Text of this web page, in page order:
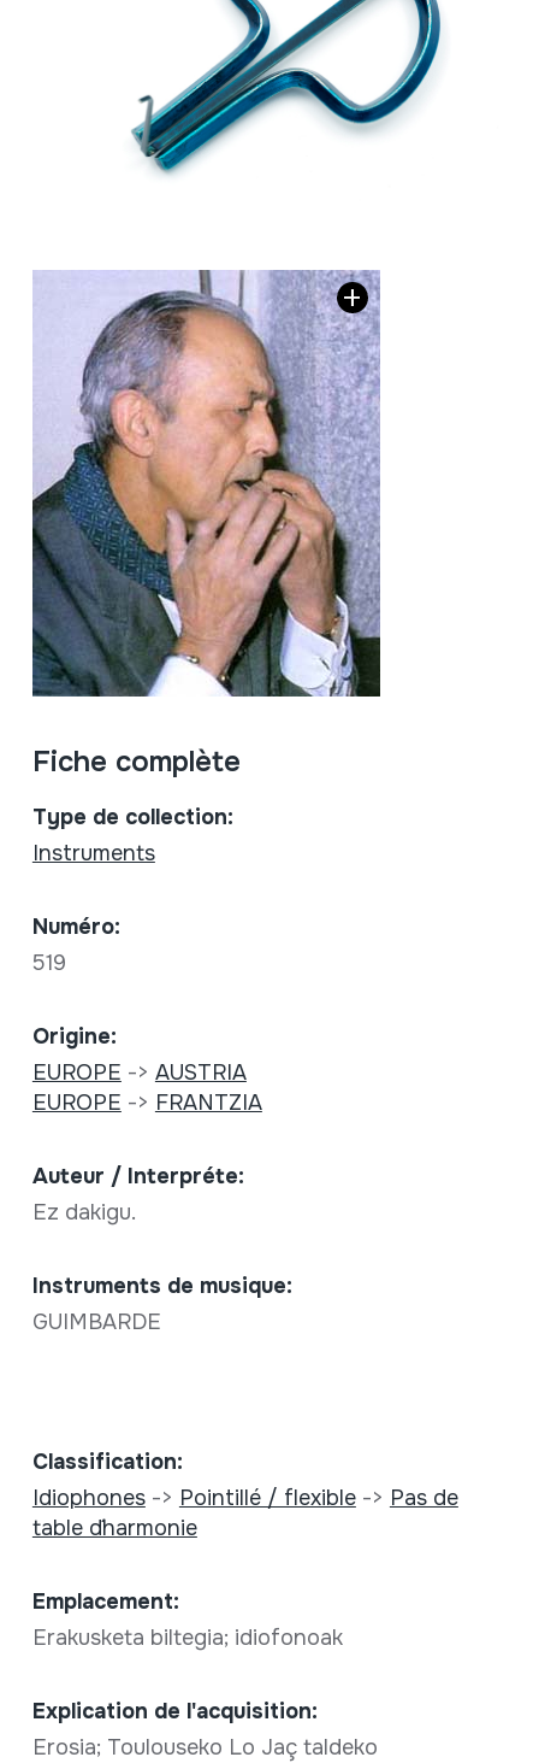
Fiche complète
Type de collection:
Instruments
Numéro:
519
Origine:
EUROPE -> AUSTRIA
EUROPE -> FRANTZIA
Auteur / Interpréte:
Ez dakigu.
Instruments de musique:
GUIMBARDE
Classification:
Idiophones-> Pointillé / flexible-> Pas de
table d´harmonie
Emplacement:
Erakusketa biltegia; idiofonoak
Explication de l'acquisition:
Erosia; Toulouseko Lo Jaç taldeko